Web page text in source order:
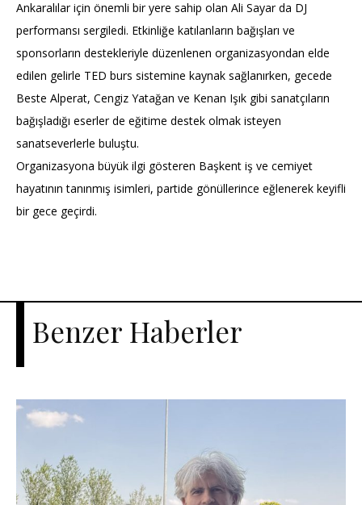
Ankaralılar için önemli bir yere sahip olan Ali Sayar da DJ
performansı sergiledi. Etkinliğe katılanların bağışları ve
sponsorların destekleriyle düzenlenen organizasyondan elde
edilen gelirle TED burs sistemine kaynak sağlanırken, gecede
Beste Alperat, Cengiz Yatağan ve Kenan Işık gibi sanatçıların
bağışladığı eserler de eğitime destek olmak isteyen
sanatseverlerle buluştu.
Organizasyona büyük ilgi gösteren Başkent iş ve cemiyet
hayatının tanınmış isimleri, partide gönüllerince eğlenerek keyifli
bir gece geçirdi.
Benzer Haberler